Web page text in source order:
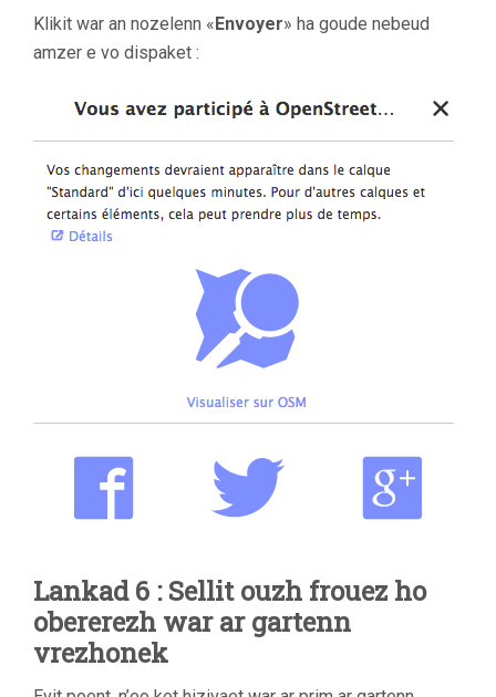
Klikit war an nozelenn «Envoyer» ha goude nebeud
amzer e vo dispaket :
Lankad 6 : Sellit ouzh frouez ho
obererezh war ar gartenn
vrezhonek